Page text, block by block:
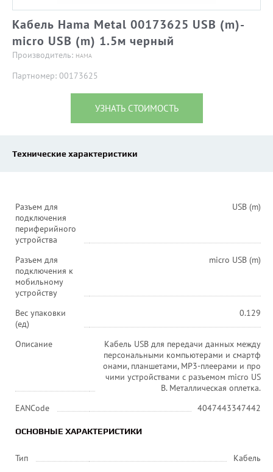
Кабель Hama Metal 00173625 USB (m)-
micro USB (m) 1.5м черный
Производитель: HAMA
Партномер: 00173625
УЗНАТЬ СТОИМОСТЬ
Технические характеристики
Разъем для
подключения
периферийного
устройства
USB (m)
Разъем для
подключения к
мобильному
устройству
micro USB (m)
Вес упаковки
(ед)
0.129
Описание
Кабель USB для передачи данных между
персональными компьютерами и смартф
онами, планшетами, MP3-плеерами и про
чими устройствами с разъемом micro US
B. Металлическая оплетка.
EANCode
4047443347442
ОСНОВНЫЕ ХАРАКТЕРИСТИКИ
Тип
Кабель